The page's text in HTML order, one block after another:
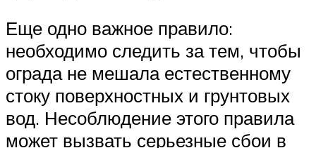
Еще одно важное правило:
необходимо следить за тем, чтобы
ограда не мешала естественному
стоку поверхностных и грунтовых
вод. Несоблюдение этого правила
может вызвать серьезные сбои в